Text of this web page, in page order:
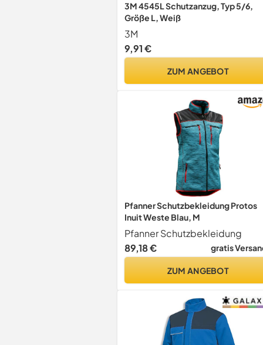
3M 4545L Schutzanzug, Typ 5/6,
Größe L, Weiß
3M
9,91 €
ZUM ANGEBOT
Pfanner Schutzbekleidung Protos
Inuit Weste Blau, M
Pfanner Schutzbekleidung
89,18 €
gratis
ZUM ANGEBOT